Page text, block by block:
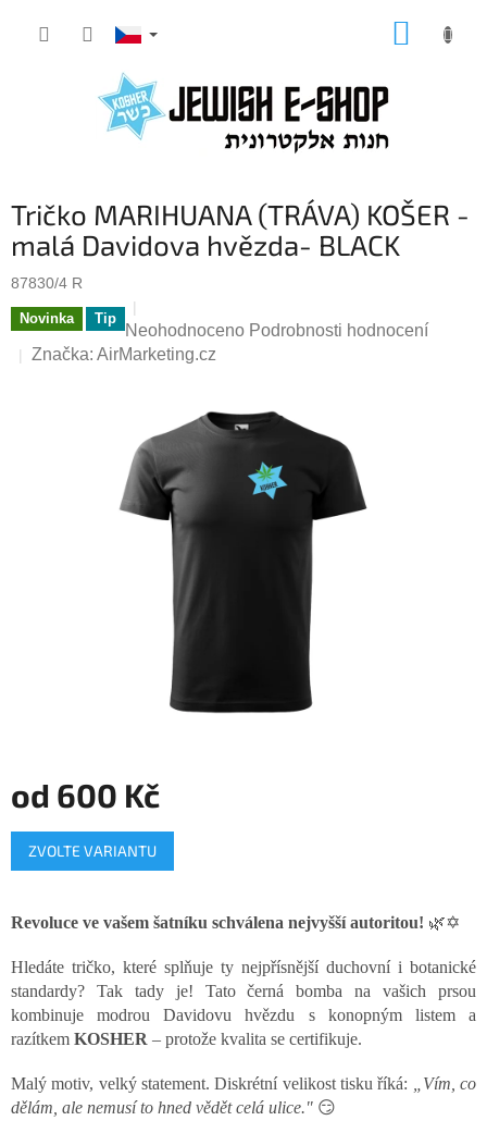
Tričko MARIHUANA (TRÁVA) KOŠER -
malá Davidova hvězda- BLACK
87830/4 R
Novinka Tip
Průměrné
hodnocení
5
hvězdiček.
Neohodnoceno Podrobnosti hodnocení
Značka: AirMarketing.cz
od 600 Kč
Měrná
cena:
ZVOLTE VARIANTU
Revoluce ve vašem šatníku schválena nejvyšší autoritou! 🌿✡️
Hledáte tričko, které splňuje ty nejpřísnější duchovní i botanické
standardy? Tak tady je! Tato černá bomba na vašich prsou
kombinuje modrou Davidovu hvězdu s konopným listem a
razítkem KOSHER – protože kvalita se certifikuje.
Malý motiv, velký statement. Diskrétní velikost tisku říká: „Vím, co
dělám, ale nemusí to hned vědět celá ulice." 😏